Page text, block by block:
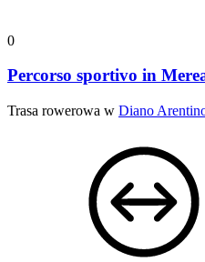
0
Percorso sportivo in
Trasa rowerowa w Diano